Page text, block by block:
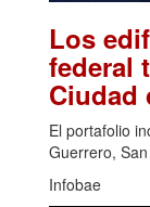
Los
federal
Ciudad
El portafolio
Guerrero,
Infobae